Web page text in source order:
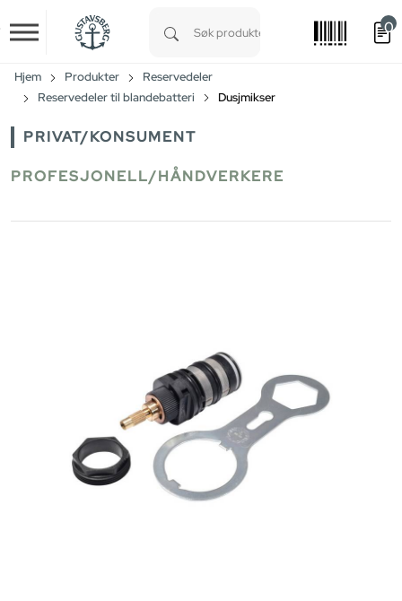
Skip to main content
0
Hjem Produkter
Reservedeler
Reservedeler til blandebatteri
Dusjmikser
PRIVAT/KONSUMENT
PROFESJONELL/HÅNDVERKERE